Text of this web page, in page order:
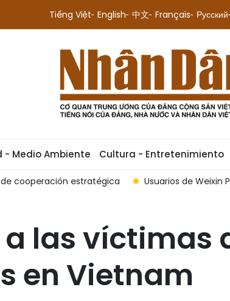
Tiếng Việt English 中文 Français Русский
- Medio Ambiente Cultura - Entretenimiento
cooperación estratégica Usuarios de Weixin
las víctimas
en Vietnam